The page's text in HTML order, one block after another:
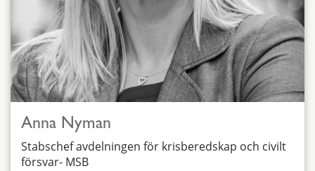
Anna Nyman
Stabschef avdelningen för krisberedskap och civilt
försvar- MSB